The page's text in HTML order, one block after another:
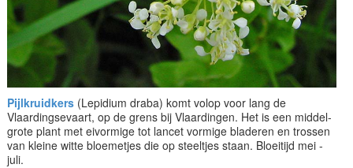
Pijlkruidkers (Lepidium draba) komt volop voor lang de
Vlaardingsevaart, op de grens bij Vlaardingen. Het is een middel-
grote plant met eivormige tot lancet vormige bladeren en trossen
van kleine witte bloemetjes die op steeltjes staan. Bloeitijd mei -
juli.